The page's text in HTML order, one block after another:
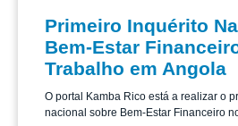
Primeiro Inquérito
Bem-Estar
Trabalho em Angola
O portal Kamba Rico está a realizar o
nacional sobre Bem-Estar Financeiro